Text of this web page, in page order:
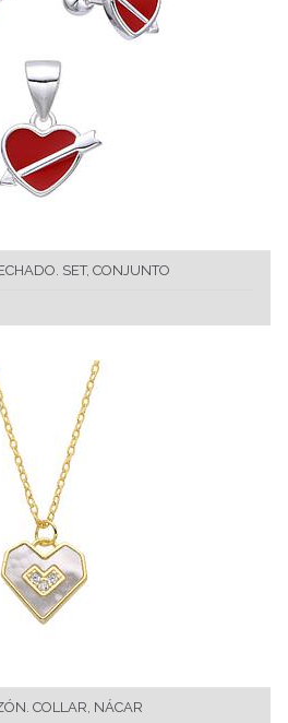
SET, CONJUNTO
COLLAR, NÁCAR